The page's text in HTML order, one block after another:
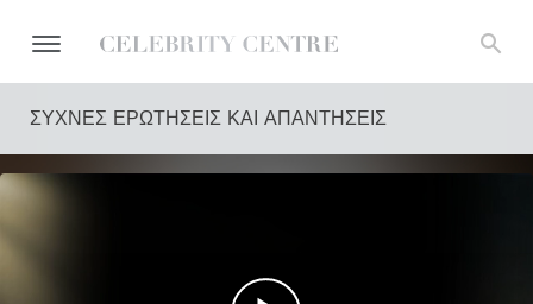
ΣΥΧΝΕΣ ΕΡΩΤΗΣΕΙΣ ΚΑΙ ΑΠΑΝΤΗΣΕΙΣ